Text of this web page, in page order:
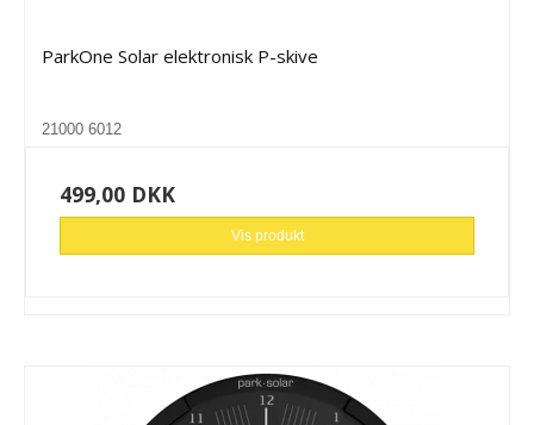
ParkOne Solar elektronisk P-skive
21000 6012
499,00 DKK
Vis produkt